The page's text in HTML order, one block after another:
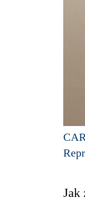
Jak